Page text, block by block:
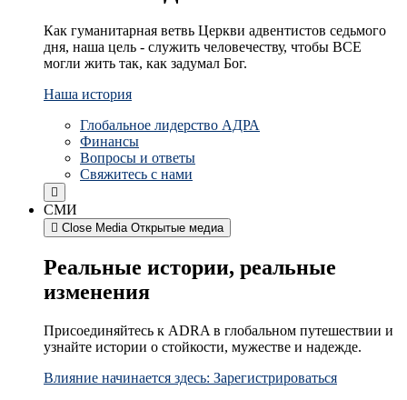
Как гуманитарная ветвь Церкви адвентистов седьмого
дня, наша цель - служить человечеству, чтобы ВСЕ
могли жить так, как задумал Бог.
Наша история
Глобальное лидерство АДРА
Финансы
Вопросы и ответы
Свяжитесь с нами
СМИ
Close Media Открытые медиа
Реальные истории, реальные
изменения
Присоединяйтесь к ADRA в глобальном путешествии и
узнайте истории о стойкости, мужестве и надежде.
Влияние начинается здесь: Зарегистрироваться